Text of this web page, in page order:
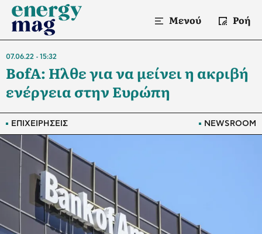
Μενού Ροή
ΕΠΙΧΕΙΡΗΣΕΙΣ NEWSROOM
07.06.22 15:32
BofA: Ηλθε για να μείνει η ακριβή
ενέργεια στην Ευρώπη